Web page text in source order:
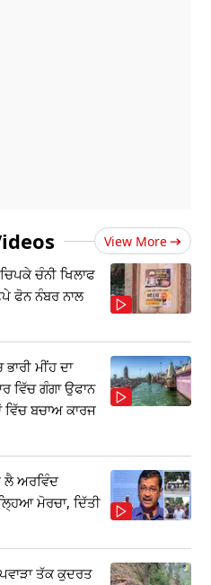
View More
ਚੰਨੀ ਖਿਲਾਫ
ਫੋਨ ਨੰਬਰ ਨਾਲ
ਮੀਂਹ ਦਾ
ਵਿੱਚ ਗੰਗਾ ਉਫਾਨ
ਬਚਾਅ ਕਾਰਜ
ਲੈ ਅਰਵਿੰਦ
ਮੋਰਚਾ, ਦਿੱਤੀ
ਤੱਕ ਕੁਦਰਤ